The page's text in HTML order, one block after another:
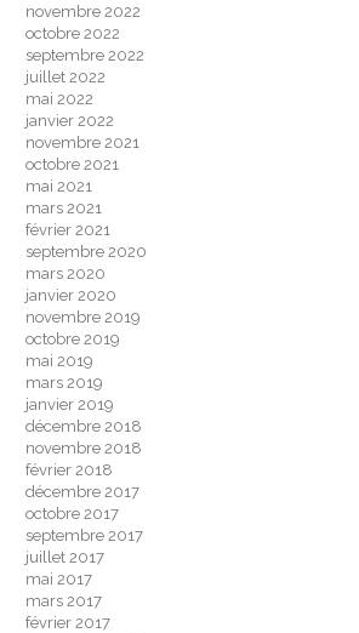
novembre 2022
octobre 2022
septembre 2022
juillet 2022
mai 2022
janvier 2022
novembre 2021
octobre 2021
mai 2021
mars 2021
février 2021
septembre 2020
mars 2020
janvier 2020
novembre 2019
octobre 2019
mai 2019
mars 2019
janvier 2019
décembre 2018
novembre 2018
février 2018
décembre 2017
octobre 2017
septembre 2017
juillet 2017
mai 2017
mars 2017
février 2017